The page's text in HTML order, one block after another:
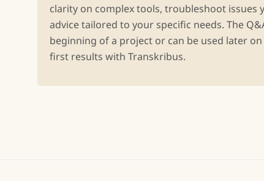
clarity on complex tools, troubleshoot issues
advice tailored to your specific needs. The
beginning of a project or can be used later
first results with Transkribus.